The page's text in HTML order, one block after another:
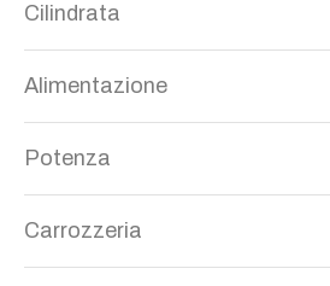
Cilindrata
Alimentazione
Potenza
Carrozzeria